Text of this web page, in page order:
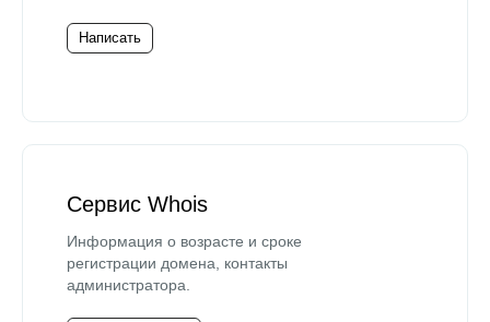
Написать
Сервис Whois
Информация о возрасте и сроке
регистрации домена, контакты
администратора.